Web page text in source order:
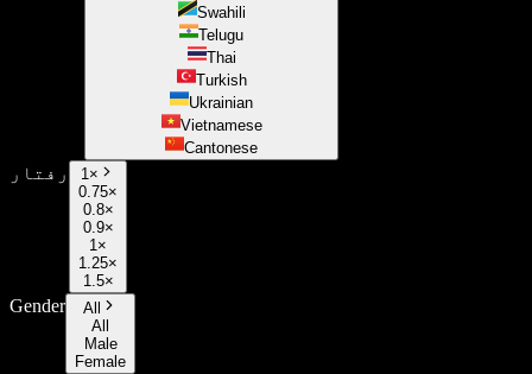
Swahili
Telugu
Thai
Turkish
Ukrainian
Vietnamese
Cantonese
رفتار 1×
0.75×
0.8×
0.9×
1×
1.25×
1.5×
Gender
All
All
Male
Female